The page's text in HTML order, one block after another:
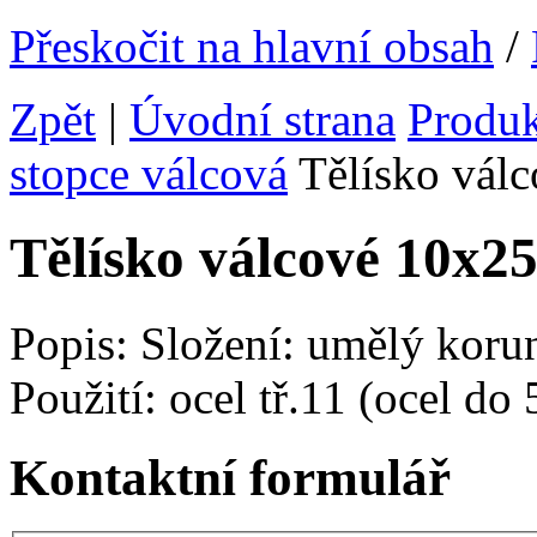
Přeskočit na hlavní obsah /
Zpět | Úvodní strana
stopce válcová Tělísko
Tělísko válcové
Popis: Složení: umělý
Použití: ocel tř.11 (ocel
Kontaktní formulář